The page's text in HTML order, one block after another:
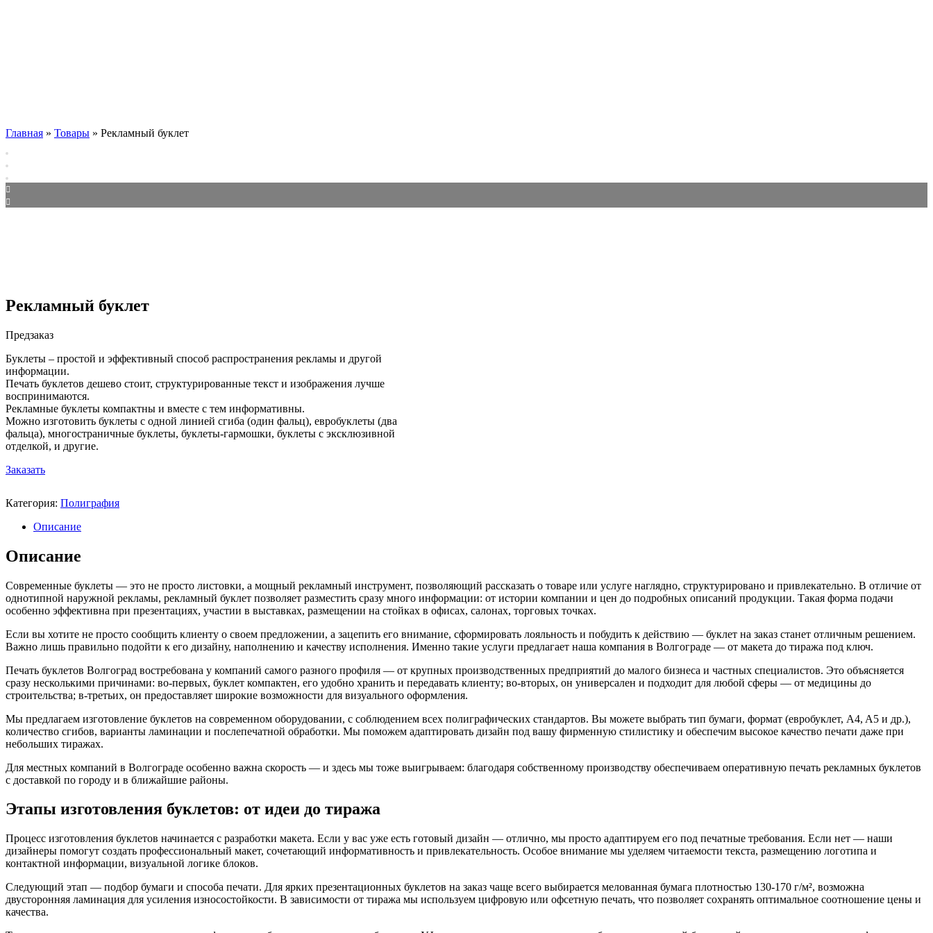
Главная » Товары » Рекламный буклет
Рекламный буклет
Предзаказ
Буклеты – простой и эффективный способ распространения рекламы и другой
информации.
Печать буклетов дешево стоит, структурированные текст и изображения лучше
воспринимаются.
Рекламные буклеты компактны и вместе с тем информативны.
Можно изготовить буклеты с одной линией сгиба (один фальц), евробуклеты (два
фальца), многостраничные буклеты, буклеты-гармошки, буклеты с эксклюзивной
отделкой, и другие.
Заказать
Категория: Полиграфия
Описание
Описание
Современные буклеты — это не просто листовки, а мощный рекламный инструмент, позволяющий рассказать о товаре или услуге наглядно, структурировано и привлекательно. В отличие от
однотипной наружной рекламы, рекламный буклет позволяет разместить сразу много информации: от истории компании и цен до подробных описаний продукции. Такая форма подачи
особенно эффективна при презентациях, участии в выставках, размещении на стойках в офисах, салонах, торговых точках.
Если вы хотите не просто сообщить клиенту о своем предложении, а зацепить его внимание, сформировать лояльность и побудить к действию — буклет на заказ станет отличным решением.
Важно лишь правильно подойти к его дизайну, наполнению и качеству исполнения. Именно такие услуги предлагает наша компания в Волгограде — от макета до тиража под ключ.
Печать буклетов Волгоград востребована у компаний самого разного профиля — от крупных производственных предприятий до малого бизнеса и частных специалистов. Это объясняется
сразу несколькими причинами: во-первых, буклет компактен, его удобно хранить и передавать клиенту; во-вторых, он универсален и подходит для любой сферы — от медицины до
строительства; в-третьих, он предоставляет широкие возможности для визуального оформления.
Мы предлагаем изготовление буклетов на современном оборудовании, с соблюдением всех полиграфических стандартов. Вы можете выбрать тип бумаги, формат (евробуклет, A4, A5 и др.),
количество сгибов, варианты ламинации и послепечатной обработки. Мы поможем адаптировать дизайн под вашу фирменную стилистику и обеспечим высокое качество печати даже при
небольших тиражах.
Для местных компаний в Волгограде особенно важна скорость — и здесь мы тоже выигрываем: благодаря собственному производству обеспечиваем оперативную печать рекламных буклетов
с доставкой по городу и в ближайшие районы.
Этапы изготовления буклетов: от идеи до тиража
Процесс изготовления буклетов начинается с разработки макета. Если у вас уже есть готовый дизайн — отлично, мы просто адаптируем его под печатные требования. Если нет — наши
дизайнеры помогут создать профессиональный макет, сочетающий информативность и привлекательность. Особое внимание мы уделяем читаемости текста, размещению логотипа и
контактной информации, визуальной логике блоков.
Следующий этап — подбор бумаги и способа печати. Для ярких презентационных буклетов на заказ чаще всего выбирается мелованная бумага плотностью 130-170 г/м², возможна
двусторонняя ламинация для усиления износостойкости. В зависимости от тиража мы используем цифровую или офсетную печать, что позволяет сохранять оптимальное соотношение цены и
качества.